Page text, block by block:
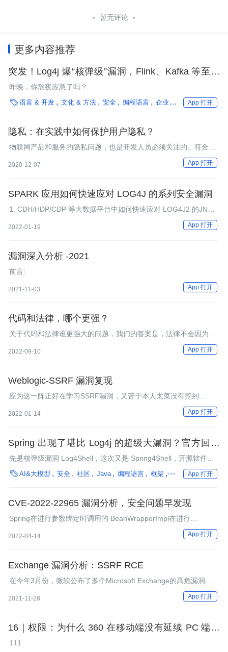
暂无评论
更多内容推荐
突发！Log4j 爆“核弹级”漏洞，Flink、Kafka 等至少
十多个项目受影响
昨晚，你熬夜应急了吗？
语言 & 开发 文化 & 方法 安全 编程语言 企业动态 实时计算
App 打开
隐私：在实践中如何保护用户隐私？
物联网产品和服务的隐私问题，也是开发人员必须关注的。符合法
律法规的要求只是第一步，在产品理念上也要从用户角度出发。
2020-12-07 App 打开
SPARK 应用如何快速应对 LOG4J 的系列安全漏洞
1. CDH/HDP/CDP 等大数据平台中如何快速应对 LOG4J2 的JNDI
系列漏洞 2. Flink 应用如何应对 LOG4J2 的JNDI系列漏洞 3.
SPARK 与 LOG4J 的系列安全漏洞 4. SPARK 应用如何应对
2022-01-19 App 打开
漏洞深入分析 -2021
前言:
2021-11-03 App 打开
代码和法律，哪个更强？
关于代码和法律谁更强大的问题，我们的答案是，法律不会因为代
码而做出改变，但代码在法律没有覆盖的空间是实际发挥作用的，
法律需要自我拓展，才能实现对代码更有效的约束。
2022-09-10 App 打开
Weblogic-SSRF 漏洞复现
应为这一阵正好在学习SSRF漏洞，又苦于本人太菜没有挖到
2022-01-14 App 打开
Spring 出现了堪比 Log4j 的超级大漏洞？官方回应
来了
先是核弹级漏洞 Log4Shell，这次又是 Spring4Shell，开源软件库
中的零日漏洞总是突然蹦出来，搅动网络安全行业从业者的神经。
AI&大模型 安全 社区 Java 编程语言 框架 微服务 企业动态
App 打开
CVE-2022-22965 漏洞分析，安全问题早发现
Spring在进行参数绑定时调用的 BeanWrapperImpl在进行
2022-04-14 App 打开
Exchange 漏洞分析：SSRF RCE
在今年3月份，微软公布了多个Microsoft Exchange的高危漏洞。
ProxyLogon是Exchange历史上最具影响力的漏洞之一，有上千台
Exchange服务器被植入了webshell后门。
2021-11-28 App 打开
16｜权限：为什么 360 在移动端没有延续 PC 端的
辉煌？
111